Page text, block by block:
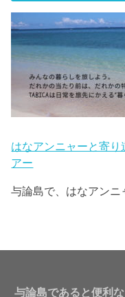
はなアンニャーと寄
アー
与論島で、はなアンニ
与論島であると便利